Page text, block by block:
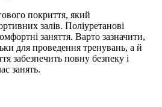
покриття, який
залів. Поліуретанові
заняття. Варто зазначити,
для проведення тренувань, а й
забезпечить повну безпеку і
занять.